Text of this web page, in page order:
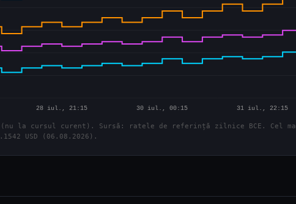
cursul curent). Sursă: ratele de referință zilnice BCE. Cel mai
USD (06.08.2026).